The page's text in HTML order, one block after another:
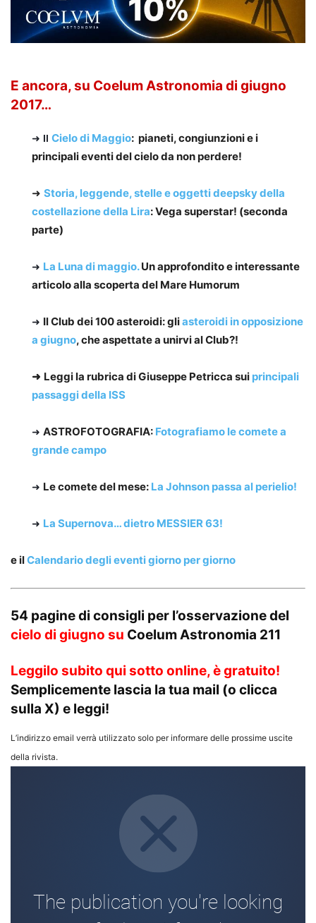
E ancora, su Coelum Astronomia di giugno
2017…
➜ Il Cielo di Maggio: pianeti, congiunzioni e i
principali eventi del cielo da non perdere!
➜ Storia, leggende, stelle e oggetti deepsky della
costellazione della Lira: Vega superstar! (seconda
parte)
➜ La Luna di maggio. Un approfondito e interessante
articolo alla scoperta del Mare Humorum
➜ Il Club dei 100 asteroidi:gliasteroidi in opposizione
a giugno, che aspettate a unirvi al Club?!
➜ Leggi la rubrica di Giuseppe Petricca sui principali
passaggi della ISS
➜ ASTROFOTOGRAFIA: Fotografiamo le comete a
grande campo
➜ Le comete del mese: La Johnson passa al perielio!
➜ La Supernova… dietro MESSIER 63!
e ilCalendario degli eventi giorno per giorno
54 pagine di consigli per l’osservazione del
cielo di giugno su Coelum Astronomia 211
Leggilo subito qui sotto online, è gratuito!
Semplicemente lascia la tua mail (o clicca
sulla X) e leggi!
L’indirizzo email verrà utilizzato solo per informare delle prossime uscite
della rivista.